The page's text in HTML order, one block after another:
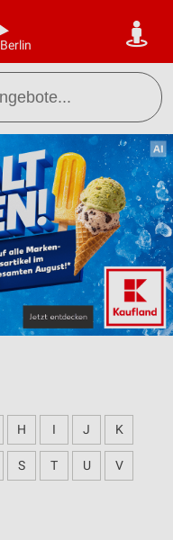
Berlin
H I J K
S T U V